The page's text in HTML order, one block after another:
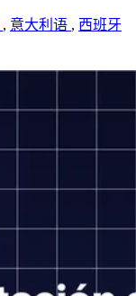
, 意大利语 , 西班牙